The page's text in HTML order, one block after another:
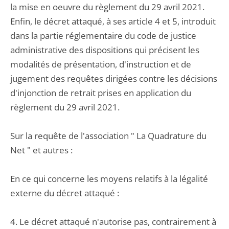
la mise en oeuvre du règlement du 29 avril 2021.
Enfin, le décret attaqué, à ses article 4 et 5, introduit
dans la partie réglementaire du code de justice
administrative des dispositions qui précisent les
modalités de présentation, d'instruction et de
jugement des requêtes dirigées contre les décisions
d'injonction de retrait prises en application du
règlement du 29 avril 2021.
Sur la requête de l'association " La Quadrature du
Net " et autres :
En ce qui concerne les moyens relatifs à la légalité
externe du décret attaqué :
4. Le décret attaqué n'autorise pas, contrairement à